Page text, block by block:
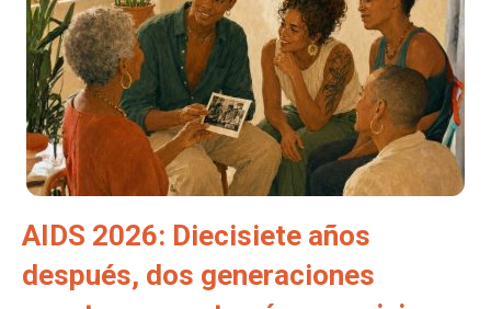
AIDS 2026: Diecisiete años
después, dos generaciones